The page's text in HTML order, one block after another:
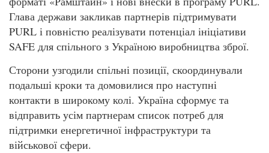
Глава держави закликав партнерів підтримувати
PURL і повністю реалізувати потенціал ініціативи
SAFE для спільного з Україною виробництва зброї.
Сторони узгодили спільні позиції, скоординували
подальші кроки та домовилися про наступні
контакти в широкому колі. Україна сформує та
відправить усім партнерам список потреб для
підтримки енергетичної інфраструктури та
військової сфери.